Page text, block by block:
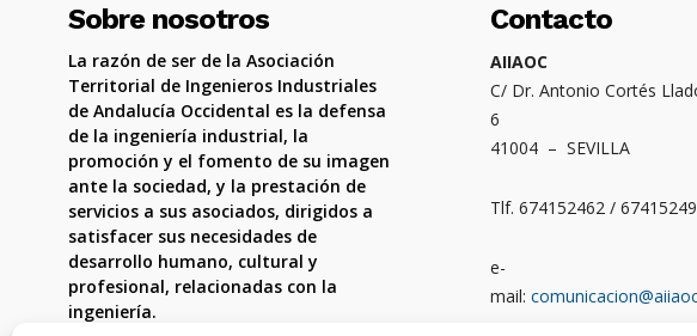
Sobre nosotros
La razón de ser de la Asociación
Territorial de Ingenieros Industriales
de Andalucía Occidental es la defensa
de la ingeniería industrial, la
promoción y el fomento de su imagen
ante la sociedad, y la prestación de
servicios a sus asociados, dirigidos a
satisfacer sus necesidades de
desarrollo humano, cultural y
profesional, relacionadas con la
ingeniería.
Contacto
AIIAOC
C/ Dr. Antonio Cortés
6
41004 – SEVILLA
Tlf. 674152462 /
e-
mail: